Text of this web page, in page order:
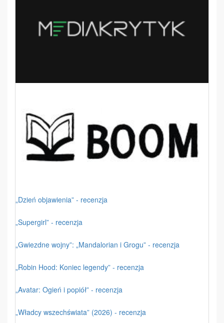
„Dzień objawienia” - recenzja
„Supergirl” - recenzja
„Gwiezdne wojny”: „Mandalorian i Grogu” - recenzja
„Robin Hood: Koniec legendy” - recenzja
„Avatar: Ogień i popiół” - recenzja
„Władcy wszechświata” (2026) - recenzja